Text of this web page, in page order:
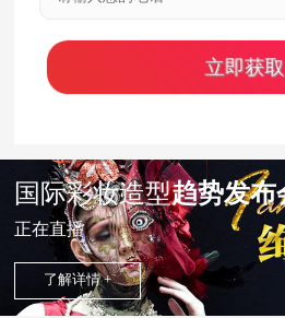
国际彩妆造型趋势发布
正在直播
了解详情 +